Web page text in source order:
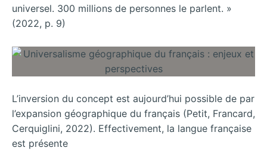
universel. 300 millions de personnes le parlent. »
(2022, p. 9)
L’inversion du concept est aujourd’hui possible de par
l’expansion géographique du français (Petit, Francard,
Cerquiglini, 2022). Effectivement, la langue française
est présente